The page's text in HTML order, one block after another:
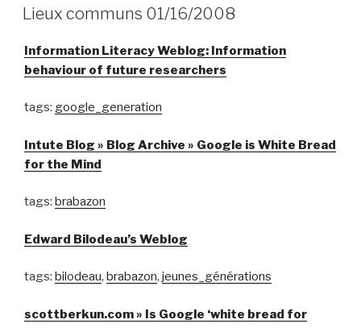
LE
Lieux communs 01/16/2008
Information Literacy Weblog: Information
behaviour of future researchers
tags: google_generation
Intute Blog » Blog Archive » Google is White Bread
for the Mind
tags: brabazon
Edward Bilodeau’s Weblog
tags: bilodeau, brabazon, jeunes_générations
scottberkun.com » Is Google ‘white bread for